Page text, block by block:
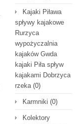
Kajaki Piława
spływy kajakowe
Rurzyca
wypożyczalnia
kajaków Gwda
kajaki Piła spływ
kajakami Dobrzyca
rzeka(0)
Karmniki (0)
Kolektory